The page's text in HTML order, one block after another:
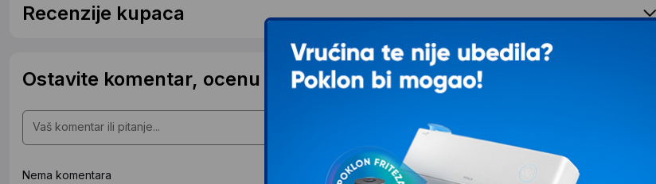
Recenzije kupaca
Ostavite komentar, ocenu ili postavite pitanje
Nema komentara